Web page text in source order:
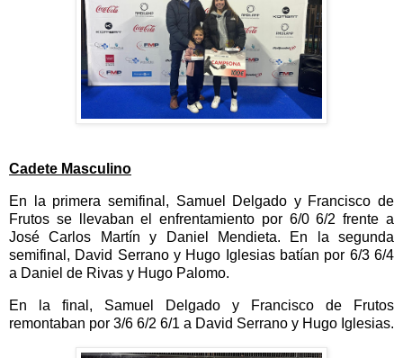
Cadete Masculino
En la primera semifinal, Samuel Delgado y Francisco de
Frutos se llevaban el enfrentamiento por 6/0 6/2 frente a
José Carlos Martín y Daniel Mendieta. En la segunda
semifinal, David Serrano y Hugo Iglesias batían por 6/3 6/4
a Daniel de Rivas y Hugo Palomo.
En la final, Samuel Delgado y Francisco de Frutos
remontaban por 3/6 6/2 6/1 a David Serrano y Hugo Iglesias.